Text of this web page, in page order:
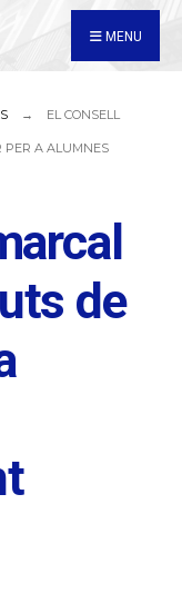
MENU
EL CONSELL
PER A ALUMNES
de